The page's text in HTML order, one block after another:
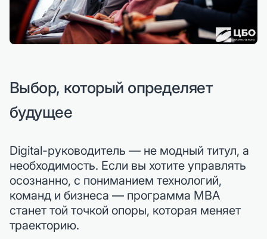
Выбор, который определяет
будущее
Digital-руководитель — не модный титул, а
необходимость. Если вы хотите управлять
осознанно, с пониманием технологий,
команд и бизнеса — программа MBA
станет той точкой опоры, которая меняет
траекторию.